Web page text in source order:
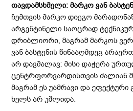
თავდამსხმელი: მარკო ვან
ჩემთვის მარკო დიეგო
არგენტინელი საოცრად
დრიბლიორი, მაგრამ მარკოს ვერ
ვან ბასტენის წინააღმდეგ
არ დავმალავ: მისი დაჭერა
ცენტრფორვარდისთვის ძალიან
მაგრამ ეს უამრავი და ეფექტური
ხელს არ უშლიდა.